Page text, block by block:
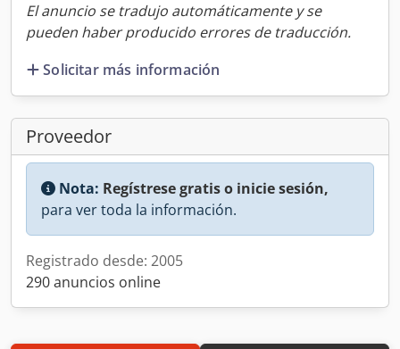
El anuncio se tradujo automáticamente y se
pueden haber producido errores de traducción.
Solicitar más información
Proveedor
Nota: Regístrese gratis o inicie sesión,
para ver toda la información.
Registrado desde: 2005
290 anuncios online